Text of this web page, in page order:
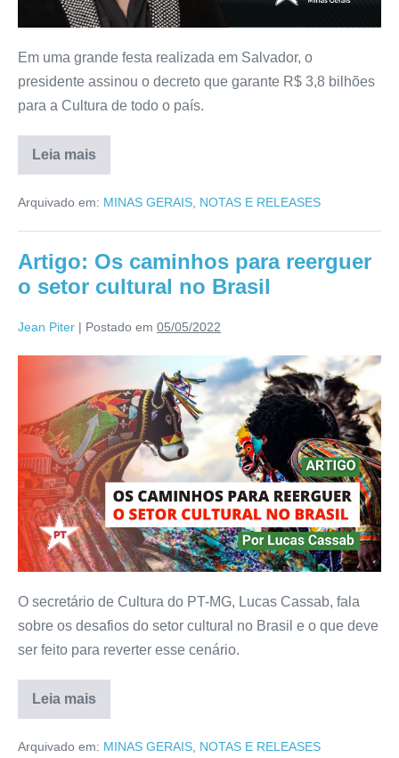
Em uma grande festa realizada em Salvador, o
presidente assinou o decreto que garante R$ 3,8 bilhões
para a Cultura de todo o país.
Leia mais
Arquivado em: MINAS GERAIS NOTAS E RELEASES
Artigo: Os caminhos para reerguer
o setor cultural no Brasil
Jean Piter | Postado em 05/05/2022
O secretário de Cultura do PT-MG, Lucas Cassab, fala
sobre os desafios do setor cultural no Brasil e o que deve
ser feito para reverter esse cenário.
Leia mais
Arquivado em: MINAS GERAIS NOTAS E RELEASES